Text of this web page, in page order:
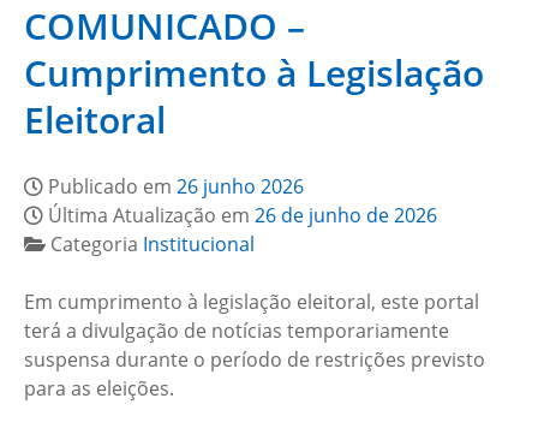
COMUNICADO –
Cumprimento à Legislação
Eleitoral
Publicado em 26 junho 2026
Última Atualização em 26 de junho de 2026
Categoria Institucional
Em cumprimento à legislação eleitoral, este portal
terá a divulgação de notícias temporariamente
suspensa durante o período de restrições previsto
para as eleições.